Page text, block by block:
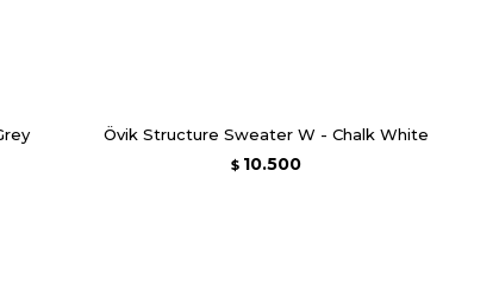
Övik Structure Sweater W - Chalk White
$ 10.500